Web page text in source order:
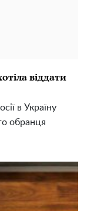
віддати
в Україну
обранця